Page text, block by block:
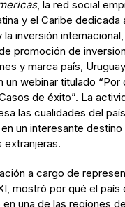
, la red social
y el Caribe dedicada
inversión
promoción de
y marca país, Uruguay
un webinar titulado “Por
de éxito”. La
las cualidades del
un interesante destino
extranjeras.
a cargo de
mostró por qué el país
una de las regiones